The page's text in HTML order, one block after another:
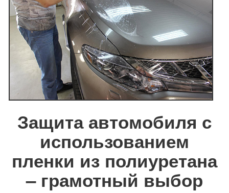
Защита автомобиля с
использованием
пленки из полиуретана
– грамотный выбор